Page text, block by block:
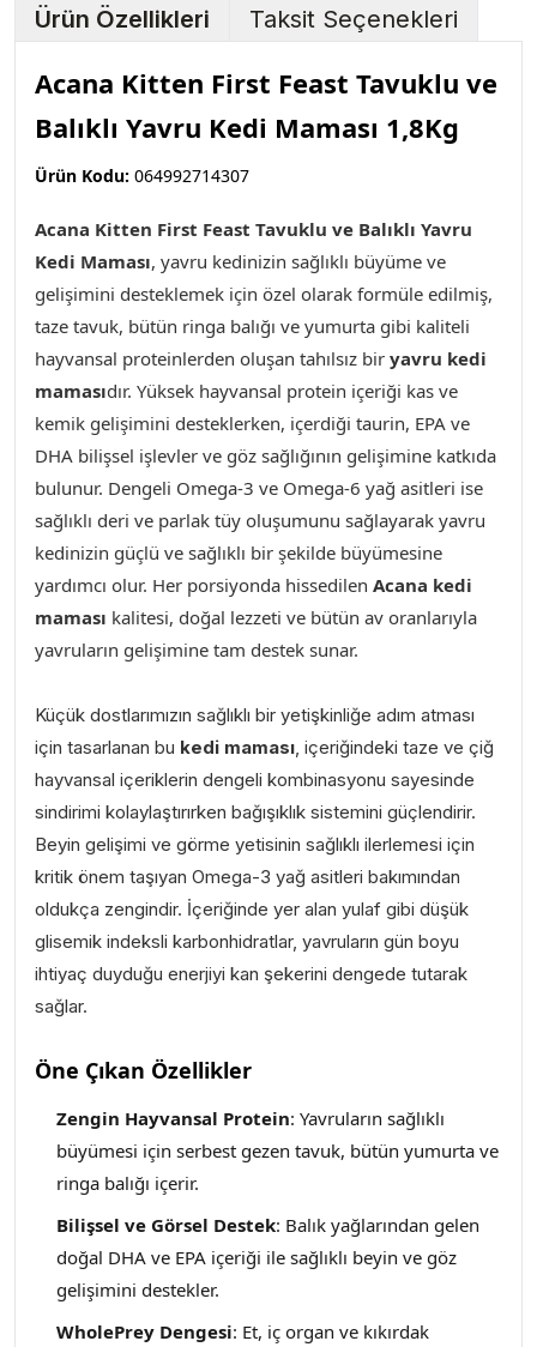
Ürün Özellikleri Taksit Seçenekleri
Acana Kitten First Feast Tavuklu ve
Balıklı Yavru Kedi Maması 1,8Kg
Ürün Kodu: 064992714307
Acana Kitten First Feast Tavuklu ve Balıklı Yavru
Kedi Maması, yavru kedinizin sağlıklı büyüme ve
gelişimini desteklemek için özel olarak formüle edilmiş,
taze tavuk, bütün ringa balığı ve yumurta gibi kaliteli
hayvansal proteinlerden oluşan tahılsız bir yavru kedi
mamasıdır. Yüksek hayvansal protein içeriği kas ve
kemik gelişimini desteklerken, içerdiği taurin, EPA ve
DHA bilişsel işlevler ve göz sağlığının gelişimine katkıda
bulunur. Dengeli Omega-3 ve Omega-6 yağ asitleri ise
sağlıklı deri ve parlak tüy oluşumunu sağlayarak yavru
kedinizin güçlü ve sağlıklı bir şekilde büyümesine
yardımcı olur. Her porsiyonda hissedilen Acana kedi
maması kalitesi, doğal lezzeti ve bütün av oranlarıyla
yavruların gelişimine tam destek sunar.
Küçük dostlarımızın sağlıklı bir yetişkinliğe adım atması
için tasarlanan bu kedi maması, içeriğindeki taze ve çiğ
hayvansal içeriklerin dengeli kombinasyonu sayesinde
sindirimi kolaylaştırırken bağışıklık sistemini güçlendirir.
Beyin gelişimi ve görme yetisinin sağlıklı ilerlemesi için
kritik önem taşıyan Omega-3 yağ asitleri bakımından
oldukça zengindir. İçeriğinde yer alan yulaf gibi düşük
glisemik indeksli karbonhidratlar, yavruların gün boyu
ihtiyaç duyduğu enerjiyi kan şekerini dengede tutarak
sağlar.
Öne Çıkan Özellikler
Zengin Hayvansal Protein: Yavruların sağlıklı
büyümesi için serbest gezen tavuk, bütün yumurta ve
ringa balığı içerir.
Bilişsel ve Görsel Destek: Balık yağlarından gelen
doğal DHA ve EPA içeriği ile sağlıklı beyin ve göz
gelişimini destekler.
WholePrey Dengesi: Et, iç organ ve kıkırdak